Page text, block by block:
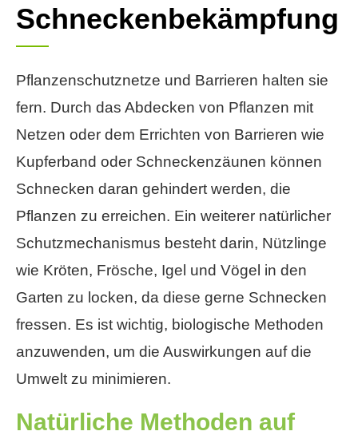
Schneckenbekämpfung
Pflanzenschutznetze und Barrieren halten sie
fern. Durch das Abdecken von Pflanzen mit
Netzen oder dem Errichten von Barrieren wie
Kupferband oder Schneckenzäunen können
Schnecken daran gehindert werden, die
Pflanzen zu erreichen. Ein weiterer natürlicher
Schutzmechanismus besteht darin, Nützlinge
wie Kröten, Frösche, Igel und Vögel in den
Garten zu locken, da diese gerne Schnecken
fressen. Es ist wichtig, biologische Methoden
anzuwenden, um die Auswirkungen auf die
Umwelt zu minimieren.
Natürliche Methoden auf